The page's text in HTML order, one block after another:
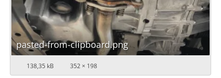
pasted-from-clipboard.png
138,35 kB 352 × 198